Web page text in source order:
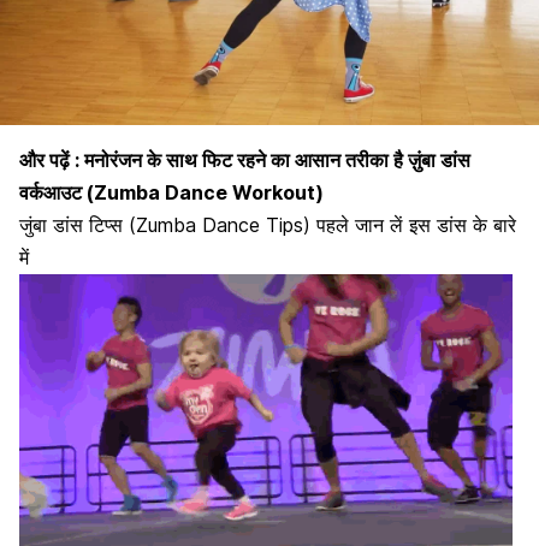
और पढ़ें :मनोरंजन के साथ फिट रहने का आसान तरीका है ज़ुंबा डांस
वर्कआउट (Zumba Dance Workout)
जुंबा डांस टिप्स (Zumba Dance Tips) पहले जान लें इस डांस के बारे
में